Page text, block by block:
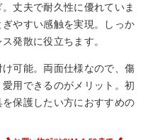
丈夫で耐久性に優れていま
やすい感触を実現。しっか
発散に役立ちます。
可能。両面仕様なので、傷
用できるのがメリット。初
保護したい方におすすめの